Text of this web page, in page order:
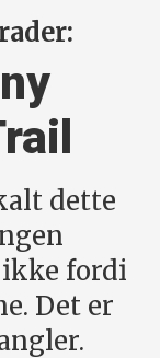
dette
ikke fordi
Det er